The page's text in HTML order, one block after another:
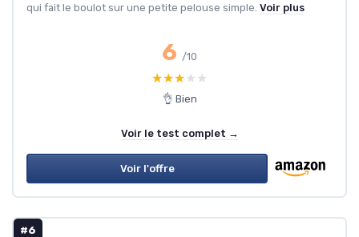
qui fait le boulot sur une petite pelouse simple. Voir plus
6 /10
★★★★★
★★★★★
👌 Bien
Voir le test complet →
Voir l'offre
#6